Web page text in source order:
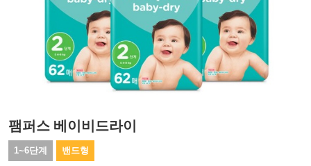
팸퍼스 베이비드라이
1~6단계 밴드형